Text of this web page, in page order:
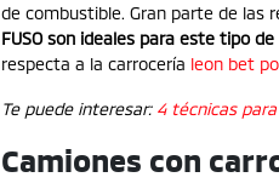
de combustible. Gran parte de las
FUSO son ideales para este tipo
respecta a la carrocería leon bet
Te puede interesar: 4 técnicas
Camiones con